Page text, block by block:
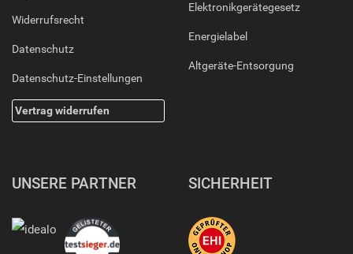
Widerrufsrecht
Datenschutz
Datenschutz-Einstellungen
Vertrag widerrufen
Elektronikgerätegesetz
Energielabel
Altgeräte-Entsorgung
UNSERE PARTNER SICHERHEIT